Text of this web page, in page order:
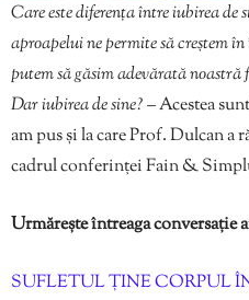
Care este diferența între iubirea de
aproapelui ne permite să creștem
putem să găsim adevărată noastră
Dar iubirea de sine?– Acestea
am pus și la care Prof. Dulcan
cadrul conferinței Fain &
Urmărește întreaga conversație
SUFLETUL ȚINE CORPUL